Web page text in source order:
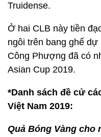
Truidense.
Ở hai CLB này tiền
ngôi trên bang ghế
Công Phượng đã có
Asian Cup 2019.
*Danh sách đề cử
Việt Nam 2019:
Quả Bóng Vàng cho